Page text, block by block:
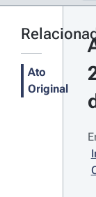
Ato
Original